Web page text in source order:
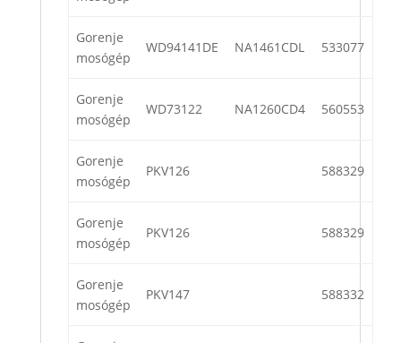
Gorenje
mosógép
WD94141DE NA1461CDL 533077
Gorenje
mosógép
WD73122 NA1260CD4 560553
Gorenje
mosógép
PKV126 588329
Gorenje
mosógép
PKV126 588329
Gorenje
mosógép
PKV147 588332